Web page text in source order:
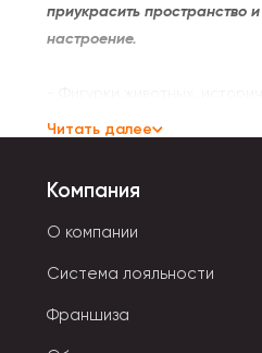
приукрасить пространство
настроение.
памятников стильно
- Необычные горшочки для
на подоконник не только
- Песочные часы всегда
времени, например, во
Читать далее
Компания
О компании
Система лояльности
Франшиза